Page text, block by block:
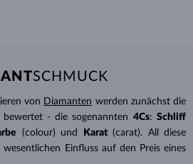
SCHMUCK
von Diamanten werden zunächst die
bewertet - die sogenannten 4Cs: Schliff
(colour) und Karat (carat). All diese
wesentlichen Einfluss auf den Preis eines